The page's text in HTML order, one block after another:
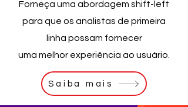
Forneça uma abordagem shift-left
para que os analistas de primeira
linha possam fornecer
uma melhor experiência ao usuário.
Saiba mais